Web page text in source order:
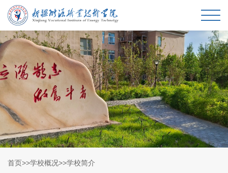
首页>>学校概况>>学校简介